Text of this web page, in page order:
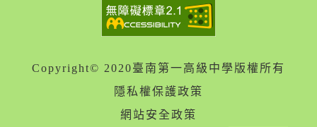
Copyright© 2020臺南第一高級中學版權所有
隱私權保護政策
網站安全政策